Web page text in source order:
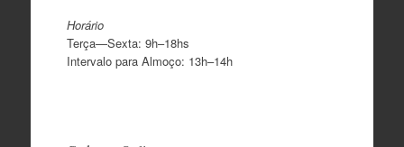
Horário
Terça—Sexta: 9h–18hs
Intervalo para Almoço: 13h–14h